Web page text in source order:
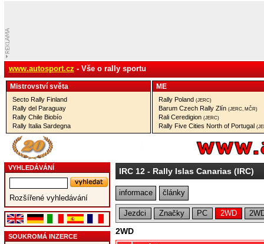
www.autosport.cz - Vše o rally sportu
Mistrovství­ světa
Secto Rally Finland
Rally del Paraguay
Rally Chile Biobío
Rally Italia Sardegna
ME
Rally Poland (JERC)
Barum Czech Rally Zlín (JERC, MČR)
Rali Ceredigion (JERC)
Rally Five Cities North of Portugal
VYHLEDÁVÁNÍ
Rozšířené vyhledávání
SOUKROMÁ INZERCE
IRC 12- Rally Islas Canarias (IRC)
informace články
Jezdci Značky PC 2WD
2WD